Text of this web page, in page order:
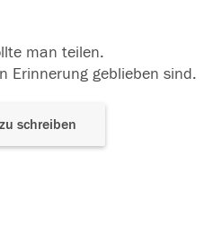
man teilen.
Erinnerung geblieben sind.
schreiben